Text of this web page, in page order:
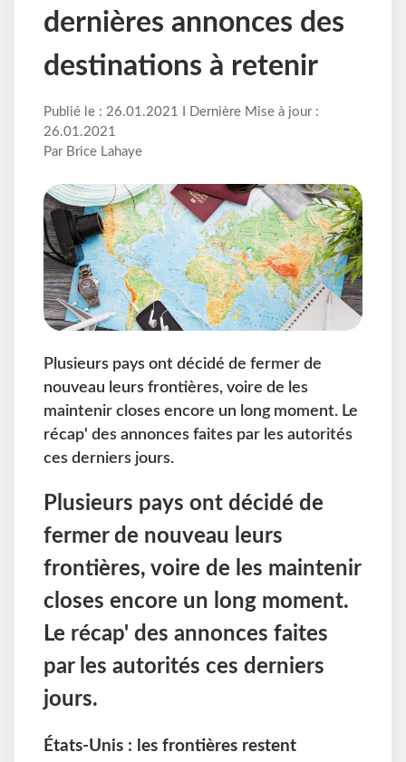
dernières annonces des
destinations à retenir
Publié le : 26.01.2021 I Dernière Mise à jour :
26.01.2021
Par Brice Lahaye
Plusieurs pays ont décidé de fermer de
nouveau leurs frontières, voire de les
maintenir closes encore un long moment. Le
récap' des annonces faites par les autorités
ces derniers jours.
Plusieurs pays ont décidé de
fermer de nouveau leurs
frontières, voire de les maintenir
closes encore un long moment.
Le récap' des annonces faites
par les autorités ces derniers
jours.
États-Unis : les frontières restent